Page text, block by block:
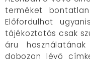
terméket
Előfordulhat
tájékoztatás csak
áru
dobozon lévő